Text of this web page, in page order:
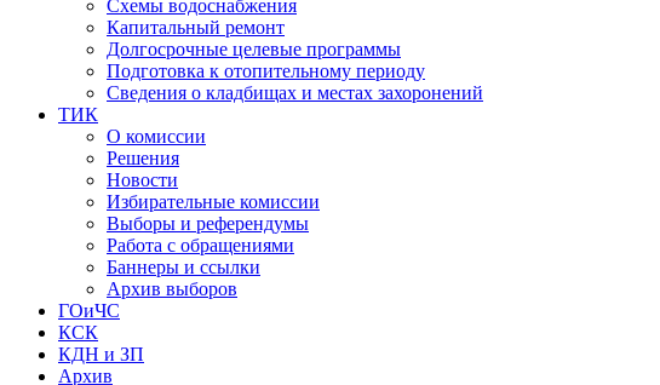
Схемы водоснабжения
Капитальный ремонт
Долгосрочные целевые программы
Подготовка к отопительному периоду
Сведения о кладбищах и местах захоронений
ТИК
О комиссии
Решения
Новости
Избирательные комиссии
Выборы и референдумы
Работа с обращениями
Баннеры и ссылки
Архив выборов
ГОиЧС
КСК
КДН и ЗП
Архив